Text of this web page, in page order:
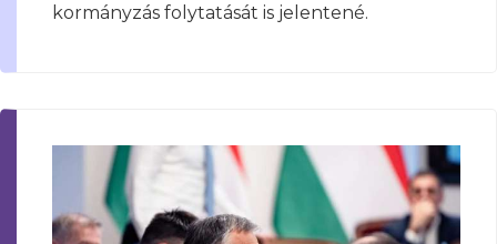
kormányzás folytatását is jelentené.